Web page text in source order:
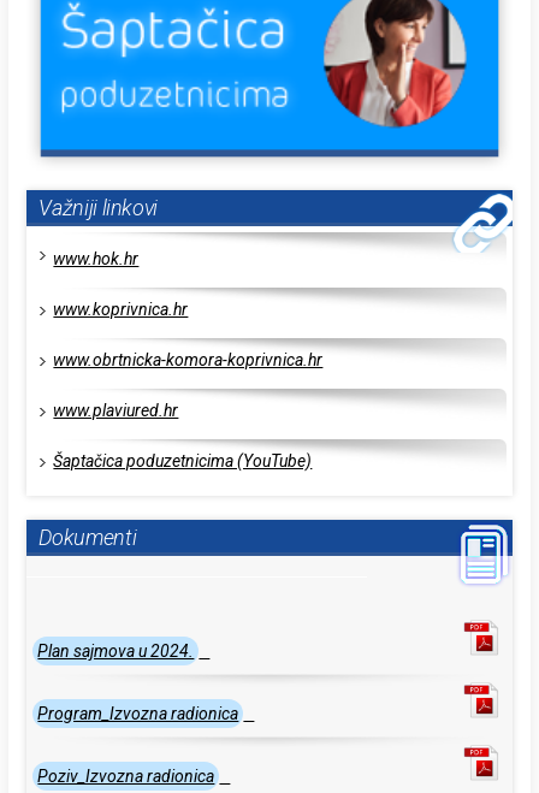
Važniji linkovi
www.hok.hr
www.koprivnica.hr
www.obrtnicka-komora-koprivnica.hr
www.plaviured.hr
Šaptačica poduzetnicima (YouTube)
Dokumenti
Plan sajmova u 2024.
Program_Izvozna radionica
Poziv_Izvozna radionica